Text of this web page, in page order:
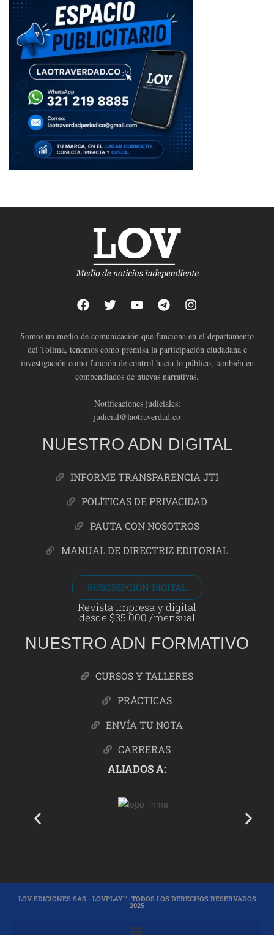
Somos un medio de comunicación que funciona en el departamento
del Tolima, tenemos como premisa la participación ciudadana e
investigación como función de control hacia lo público, también en
compendiados de nuevas narrativas.
Notificaciones judiciales:
judicial@laotraverdad.co
NUESTRO ADN DIGITAL
INFORME TRANSPARENCIA JTI
POLÍTICAS DE PRIVACIDAD
PAUTA CON NOSOTROS
MANUAL DE DIRECTRIZ EDITORIAL
SUSCRIPCIÓN DIGITAL
Revista impresa y digital
desde $35.000 /mensual
NUESTRO ADN FORMATIVO
CURSOS Y TALLERES
PRÁCTICAS
ENVÍA TU NOTA
CARRERAS
ALIADOS A:
LOV EDICIONES SAS - LOVPLAY™- TODOS LOS DERECHOS RESERVADOS
2025